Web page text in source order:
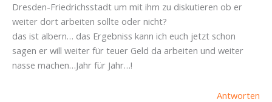
Dresden-Friedrichsstadt um mit ihm zu diskutieren ob er
weiter dort arbeiten sollte oder nicht?
das ist albern… das Ergebniss kann ich euch jetzt schon
sagen er will weiter für teuer Geld da arbeiten und weiter
nasse machen…Jahr für Jahr…!
Antworten